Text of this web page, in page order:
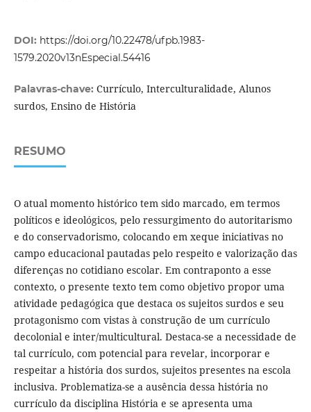
DOI: https://doi.org/10.22478/ufpb.1983-
1579.2020v13nEspecial.54416
Palavras-chave: Currículo, Interculturalidade, Alunos
surdos, Ensino de História
RESUMO
O atual momento histórico tem sido marcado, em termos
políticos e ideológicos, pelo ressurgimento do autoritarismo
e do conservadorismo, colocando em xeque iniciativas no
campo educacional pautadas pelo respeito e valorização das
diferenças no cotidiano escolar. Em contraponto a esse
contexto, o presente texto tem como objetivo propor uma
atividade pedagógica que destaca os sujeitos surdos e seu
protagonismo com vistas à construção de um currículo
decolonial e inter/multicultural. Destaca-se a necessidade de
tal currículo, com potencial para revelar, incorporar e
respeitar a história dos surdos, sujeitos presentes na escola
inclusiva. Problematiza-se a ausência dessa história no
currículo da disciplina História e se apresenta uma